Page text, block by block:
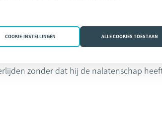
doet dat als een zogenaamde
van de overledene toch nog
de bankrekening van de overledene
bestempeld. Er is nog een goede
zonder dat hij de nalatenschap
COOKIE-INSTELLINGEN ALLE COOKIES TOESTAAN